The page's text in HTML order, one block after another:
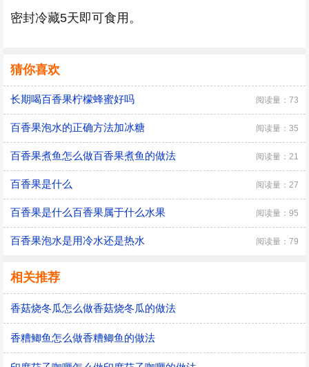
密封冷藏5天即可食用。
猜你喜欢
长期喝百香果柠檬蜂蜜好吗 阅读量：73
百香果泡水的正确方法加冰糖 阅读量：35
百香果煮鱼怎么做百香果煮鱼的做法 阅读量：21
百香果是什么 阅读量：27
百香果是什么百香果属于什么水果 阅读量：95
百香果泡水是用冷水还是热水 阅读量：79
相关推荐
香菇烧冬瓜怎么做香菇烧冬瓜的做法
香糟鲫鱼怎么做香糟鲫鱼的做法